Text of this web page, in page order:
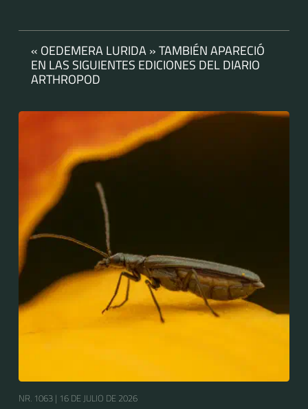
« OEDEMERA LURIDA » TAMBIÉN APARECIÓ
EN LAS SIGUIENTES EDICIONES DEL DIARIO
ARTHROPOD
NR. 1063 | 16 DE JULIO DE 2026